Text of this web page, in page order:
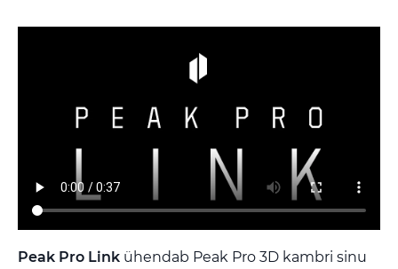
Peak Pro Link ühendab Peak Pro 3D kambri sinu